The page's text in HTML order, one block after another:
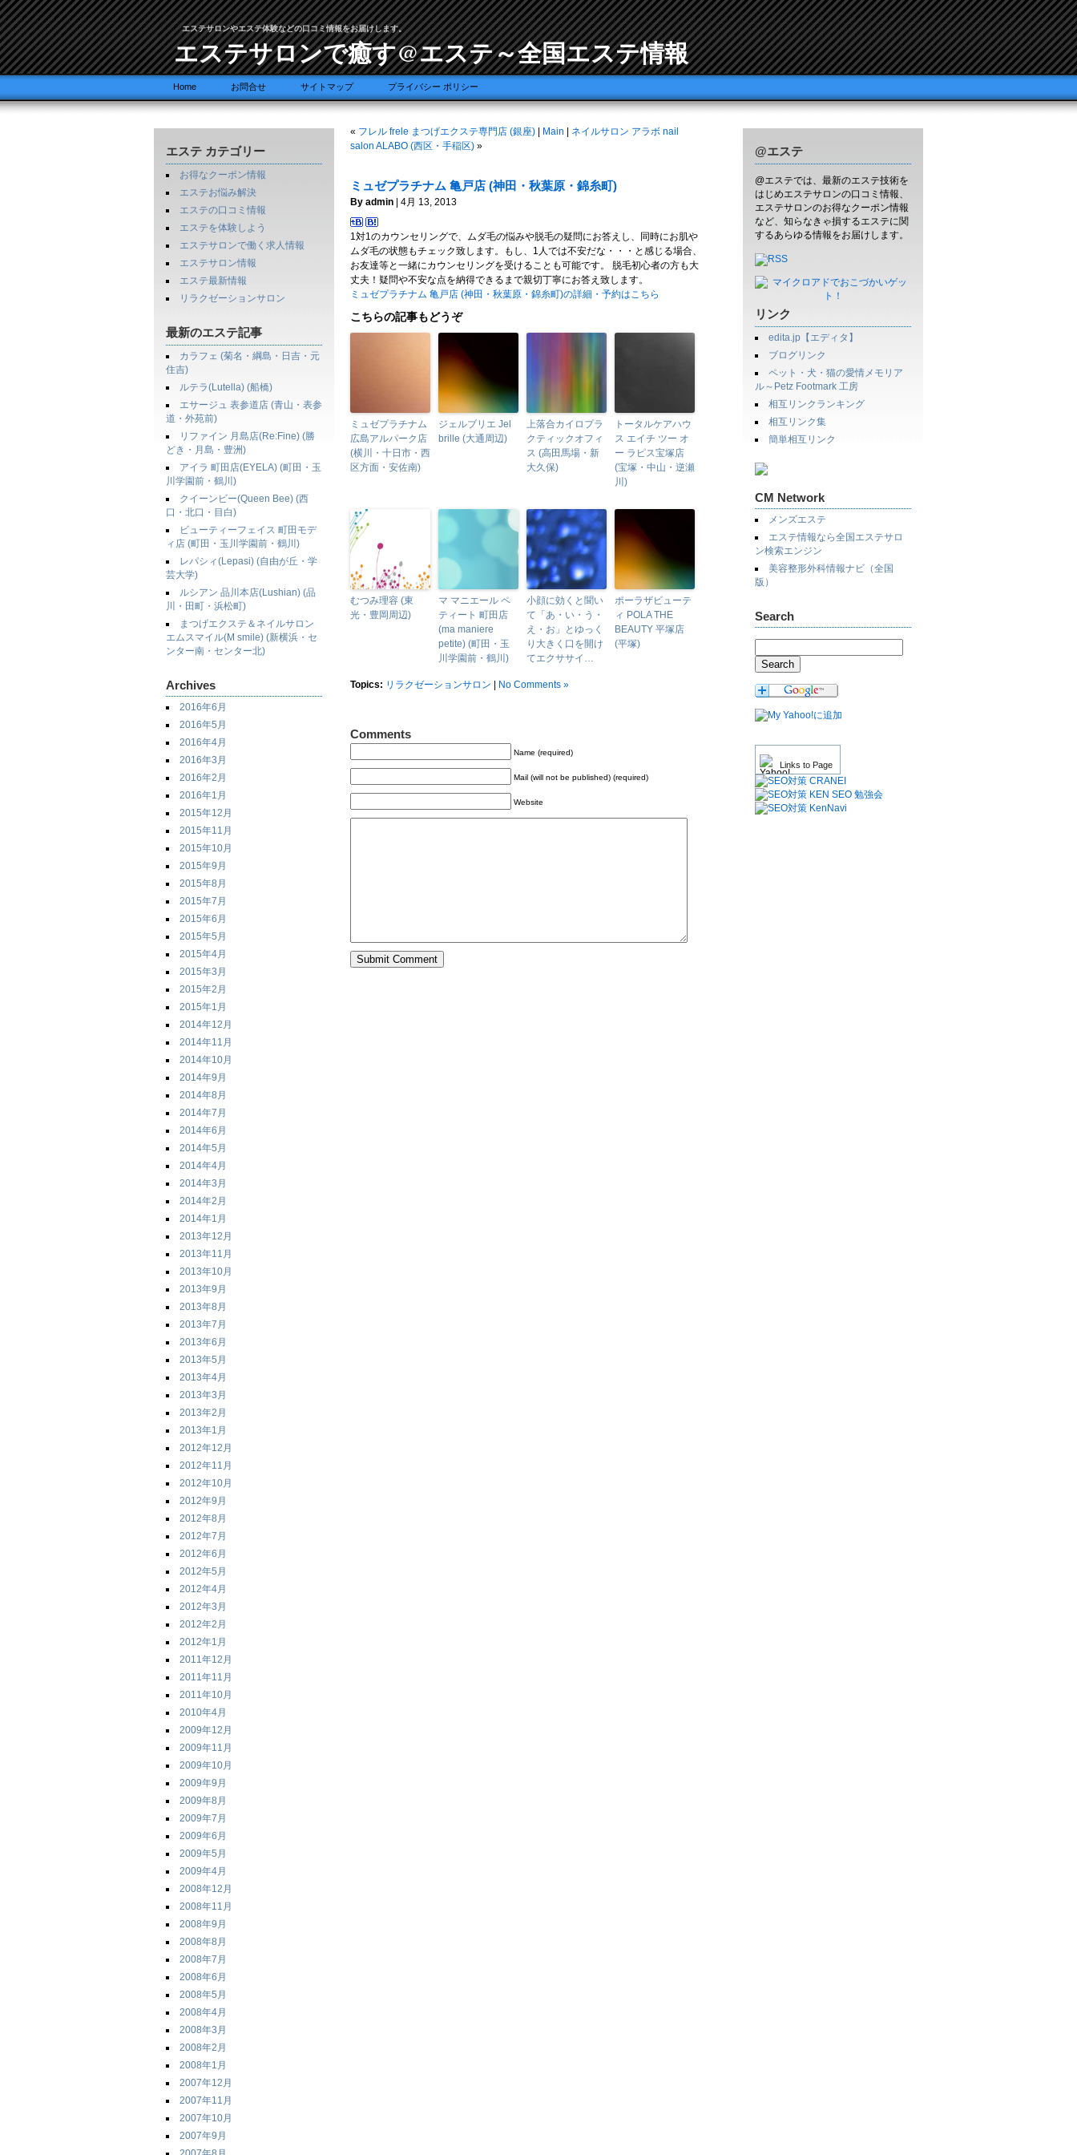
エステサロンやエステ体験などの口コミ情報をお届けします。
エステサロンで癒す@エステ～全国エステ情報
Home お問合せ サイトマップ プライバシー ポリシー
エステ カテゴリー
お得なクーポン情報
エステお悩み解決
エステの口コミ情報
エステを体験しよう
エステサロンで働く求人情報
エステサロン情報
エステ最新情報
リラクゼーションサロン
最新のエステ記事
カラフェ (菊名・綱島・日吉・元
住吉)
ルテラ(Lutella) (船橋)
エサージュ 表参道店 (青山・表参
道・外苑前)
リファイン 月島店(Re:Fine) (勝
どき・月島・豊洲)
アイラ 町田店(EYELA) (町田・玉
川学園前・鶴川)
クイーンビー(Queen Bee) (西
口・北口・目白)
ビューティーフェイス 町田モデ
ィ店 (町田・玉川学園前・鶴川)
レパシィ(Lepasi) (自由が丘・学
芸大学)
ルシアン 品川本店(Lushian) (品
川・田町・浜松町)
まつげエクステ＆ネイルサロン
エムスマイル(M smile) (新横浜・セ
ンター南・センター北)
Archives
2016年6月
2016年5月
2016年4月
2016年3月
2016年2月
2016年1月
2015年12月
2015年11月
2015年10月
2015年9月
2015年8月
2015年7月
2015年6月
2015年5月
2015年4月
2015年3月
2015年2月
2015年1月
2014年12月
2014年11月
2014年10月
2014年9月
2014年8月
2014年7月
2014年6月
2014年5月
2014年4月
2014年3月
2014年2月
2014年1月
2013年12月
2013年11月
2013年10月
2013年9月
2013年8月
2013年7月
2013年6月
2013年5月
2013年4月
2013年3月
2013年2月
2013年1月
2012年12月
2012年11月
2012年10月
2012年9月
2012年8月
2012年7月
2012年6月
2012年5月
2012年4月
2012年3月
2012年2月
2012年1月
2011年12月
2011年11月
2011年10月
2010年4月
2009年12月
2009年11月
2009年10月
2009年9月
2009年8月
2009年7月
2009年6月
2009年5月
2009年4月
2008年12月
2008年11月
2008年9月
2008年8月
2008年7月
2008年6月
2008年5月
2008年4月
2008年3月
2008年2月
2008年1月
2007年12月
2007年11月
2007年10月
2007年9月
@エステ
@エステでは、最新のエステ技術を
はじめエステサロンの口コミ情報、
エステサロンのお得なクーポン情報
など、知らなきゃ損するエステに関
するあらゆる情報をお届けします。
リンク
edita.jp【エディタ】
ブログリンク
ペット・犬・猫の愛情メモリア
ル～Petz Footmark 工房
相互リンクランキング
相互リンク集
簡単相互リンク
CM Network
メンズエステ
エステ情報なら全国エステサロ
ン検索エンジン
美容整形外科情報ナビ（全国
版）
Search
Links to Page
« フレル frele まつげエクステ専門店 (銀座) Main
ネイルサロン アラボ nail
salon ALABO (西区・手稲区) »
ミュゼプラチナム 亀戸店 (神田・秋葉原・錦糸町)
By admin | 4月 13, 2013
1対1のカウンセリングで、ムダ毛の悩みや脱毛の疑問にお答えし、同時にお肌や
ムダ毛の状態もチェック致します。もし、1人では不安だな・・・と感じる場合、
お友達等と一緒にカウンセリングを受けることも可能です。 脱毛初心者の方も大
丈夫！疑問や不安な点を納得できるまで親切丁寧にお答え致します。
ミュゼプラチナム 亀戸店 (神田・秋葉原・錦糸町)の詳細・予約はこちら
こちらの記事もどうぞ
ミュゼプラチナム
広島アルパーク店
(横川・十日市・西
区方面・安佐南)
ジェルブリエ Jel
brille (大通周辺)
上落合カイロプラ
クティックオフィ
ス (高田馬場・新
大久保)
トータルケアハウ
ス エイチ ツー オ
ー ラピス宝塚店
(宝塚・中山・逆瀬
川)
むつみ理容 (東
光・豊岡周辺)
マ マニエール ペ
ティート 町田店
(ma maniere
petite) (町田・玉
川学園前・鶴川)
小顔に効くと聞い
て「あ・い・う・
え・お」とゆっく
り大きく口を開け
てエクササイ…
ポーラザビューテ
ィ POLA THE
BEAUTY 平塚店
(平塚)
Topics: リラクゼーションサロン No Comments »
Comments
Name (required)
Mail (will not be published) (required)
Website